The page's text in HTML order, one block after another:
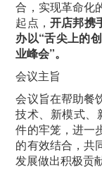
合，实现革命化
起点， 开店邦携
办以“舌尖上的
业峰会”。
会议主旨
会议旨在帮助餐
技术、新模式、
件的牢笼，进一
的有效结合，共
发展做出积极贡献